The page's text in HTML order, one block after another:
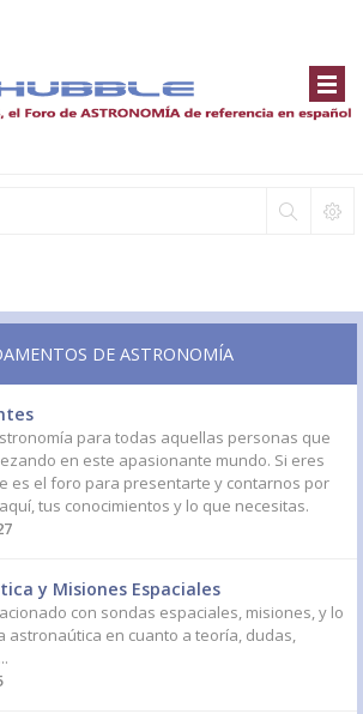
DE ASTRONOMÍA
para todas aquellas personas que
en este apasionante mundo. Si eres
es el foro para presentarte y contarnos por
tus conocimientos y lo que necesitas.
y Misiones Espaciales
con sondas espaciales, misiones, y lo
astronaútica en cuanto a teoría, dudas,